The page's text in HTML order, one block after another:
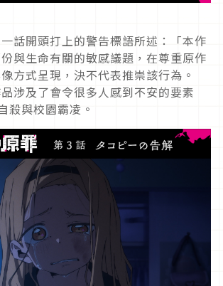
話開頭打上的警告標語所述：「本作
與生命有關的敏感議題，在尊重原作
方式呈現，決不代表推崇該行為。
品涉及了會令很多人感到不安的要素
與校園霸凌。